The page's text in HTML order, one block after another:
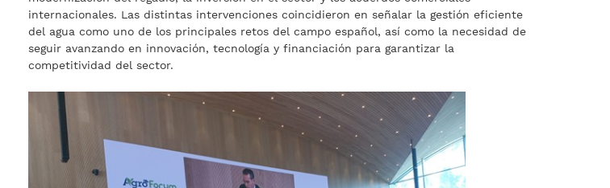
internacionales. Las distintas intervenciones coincidieron en señalar la gestión eficiente
del agua como uno de los principales retos del campo español, así como la necesidad de
seguir avanzando en innovación, tecnología y financiación para garantizar la
competitividad del sector.